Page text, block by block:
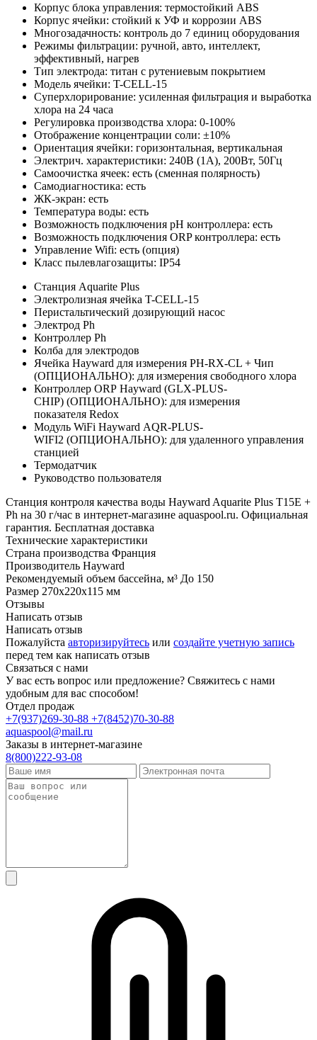
Корпус блока управления: термостойкий ABS
Корпус ячейки: стойкий к УФ и коррозии ABS
Многозадачность: контроль до 7 единиц оборудования
Режимы фильтрации: ручной, авто, интеллект,
эффективный, нагрев
Тип электрода: титан с рутениевым покрытием
Модель ячейки: T-CELL-15
Суперхлорирование: усиленная фильтрация и выработка
хлора на 24 часа
Регулировка производства хлора: 0-100%
Отображение концентрации соли: ±10%
Ориентация ячейки: горизонтальная, вертикальная
Электрич. характеристики: 240В (1А), 200Вт, 50Гц
Самоочистка ячеек: есть (сменная полярность)
Самодиагностика: есть
ЖК-экран: есть
Температура воды: есть
Возможность подключения pH контроллера: есть
Возможность подключения ORP контроллера: есть
Управление Wifi: есть (опция)
Класс пылевлагозащиты: IP54
Станция Aquarite Plus
Электролизная ячейка T-CELL-15
Перистальтический дозирующий насос
Электрод Ph
Контроллер Ph
Колба для электродов
Ячейка Hayward для измерения PH-RX-CL + Чип
(ОПЦИОНАЛЬНО): для измерения свободного хлора
Контроллер ORP Hayward (GLX-PLUS-
CHIP) (ОПЦИОНАЛЬНО): для измерения
показателя Redox
Модуль WiFi Hayward AQR-PLUS-
WIFI2 (ОПЦИОНАЛЬНО): для удаленного управления
станцией
Термодатчик
Руководство пользователя
Станция контроля качества воды Hayward Aquarite Plus T15E +
Ph на 30 г/час в интернет-магазине aquaspool.ru. Официальная
гарантия. Бесплатная доставка
Технические характеристики
Страна производства Франция
Производитель Hayward
Рекомендуемый объем бассейна, м³ До 150
Размер 270х220х115 мм
Отзывы
Написать отзыв
Написать отзыв
Пожалуйста авторизируйтесь или создайте учетную запись
перед тем как написать отзыв
Связаться с нами
У вас есть вопрос или предложение? Свяжитесь с нами
удобным для вас способом!
Отдел продаж
+7(937)269-30-88 +7(8452)70-30-88
aquaspool@mail.ru
Заказы в интернет-магазине
8(800)222-93-08